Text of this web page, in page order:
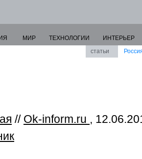
МИР ТЕХНОЛОГИИ
ИНТЕРЬЕР
статьи
// Ok-inform.ru ,